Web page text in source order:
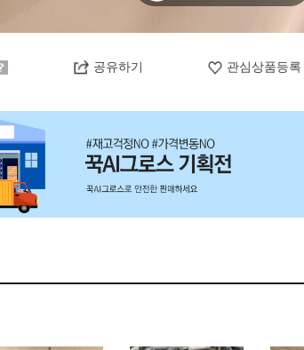
공유하기 관심상품등록